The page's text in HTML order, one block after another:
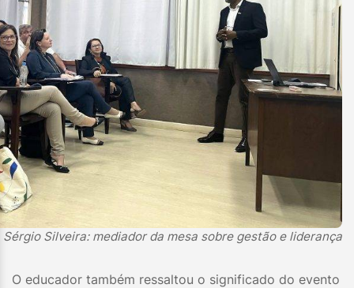
Sérgio Silveira: mediador da mesa sobre gestão e liderança
O educador também ressaltou o significado do evento